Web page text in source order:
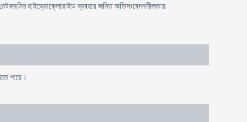
হাইড্রোক্লোরাইড ব্যবহার জনিত অতিসংবেদনশীলতায়
পারে।